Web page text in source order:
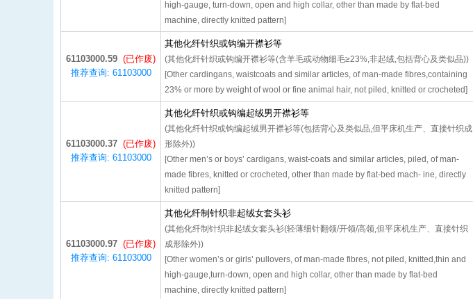
high-gauge, turn-down, open and high collar, other than made by flat-bed
machine, directly knitted pattern]
61103000.59 (已作废)
推荐查询: 61103000
其他化纤针织或钩编开襟衫等
(其他化纤针织或钩编开襟衫等(含羊毛或动物细毛≥23%,非起绒,包括背心及类似品))
[Other cardingans, waistcoats and similar articles, of man-made fibres,containing
23% or more by weight of wool or fine animal hair, not piled, knitted or crocheted]
61103000.37 (已作废)
推荐查询: 61103000
其他化纤针织或钩编起绒男开襟衫等
(其他化纤针织或钩编起绒男开襟衫等(包括背心及类似品,但平床机生产、直接针织成
形除外))
[Other men’s or boys’ cardigans, waist-coats and similar articles, piled, of man-
made fibres, knitted or crocheted, other than made by flat-bed mach- ine, directly
knitted pattern]
61103000.97 (已作废)
推荐查询: 61103000
其他化纤制针织非起绒女套头衫
(其他化纤制针织非起绒女套头衫(轻薄细针翻领/开领/高领,但平床机生产、直接针织
成形除外))
[Other women’s or girls’ pullovers, of man-made fibres, not piled, knitted,thin and
high-gauge,turn-down, open and high collar, other than made by flat-bed
machine, directly knitted pattern]